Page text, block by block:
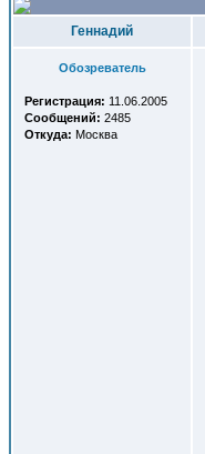
Геннадий
Обозреватель
Регистрация: 11.06.2005
Сообщений: 2485
Откуда: Москва